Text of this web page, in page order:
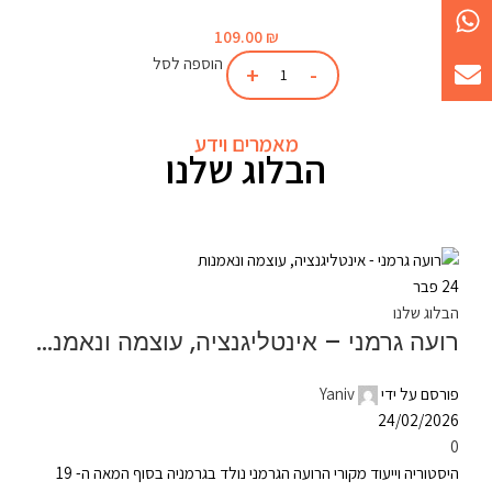
109.00 ₪
הוספה לסל
מאמרים וידע
הבלוג שלנו
24 פבר
הבלוג שלנו
רועה גרמני – אינטליגנציה, עוצמה ונאמנות
פורסם על ידי
Yaniv
24/02/2026
0
היסטוריה וייעוד מקורי הרועה הגרמני נולד בגרמניה בסוף המאה ה- 19